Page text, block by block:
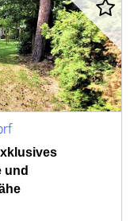
und